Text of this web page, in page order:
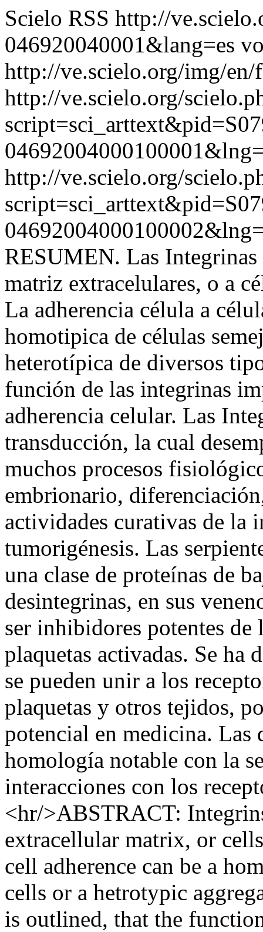
Scielo RSS http://
046920040001&lang=es
http://ve.scielo.org/img/
http://ve.scielo.org/
http://ve.scielo.org/
RESUMEN. Las Integrinas
matriz extracelulares, o a
La adherencia célula a
homotipica de células
heterotípica de diversos
función de las integrinas
adherencia celular. Las
transducción, la cual
muchos procesos
embrionario,
actividades curativas de la
tumorigénesis. Las
una clase de proteínas de
desintegrinas, en sus
ser inhibidores potentes
plaquetas activadas. Se ha
se pueden unir a los
plaquetas y otros tejidos,
potencial en medicina. Las
homología notable con la
interacciones con los
<hr/>ABSTRACT:
extracellular matrix, or
cell adherence can be a
cells or a hetrotypic
is outlined, that the